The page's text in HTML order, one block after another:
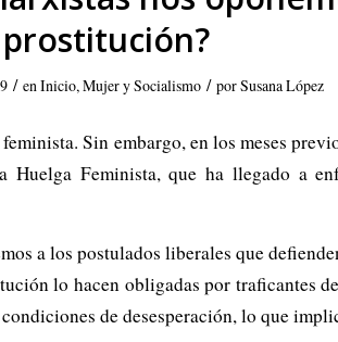
prostitución?
/ enInicio,Mujer y Socialismo / porSusana López
Sin embargo, en los meses
Feminista, que ha llegado a
a los postulados liberales que
lo hacen obligadas por traficantes
de desesperación, lo que